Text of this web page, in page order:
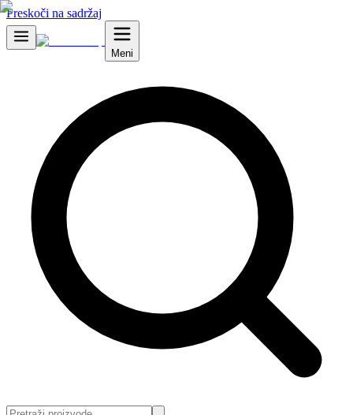
Preskoči na sadržaj
Meni